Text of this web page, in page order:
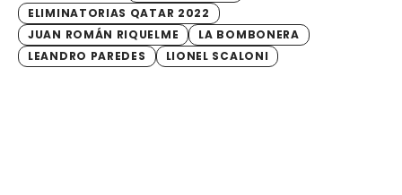
ELIMINATORIAS QATAR 2022
JUAN ROMÁN RIQUELME
LA BOMBONERA
LEANDRO PAREDES
LIONEL SCALONI